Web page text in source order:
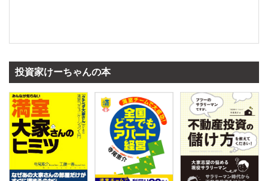
投資家けーちゃんの本